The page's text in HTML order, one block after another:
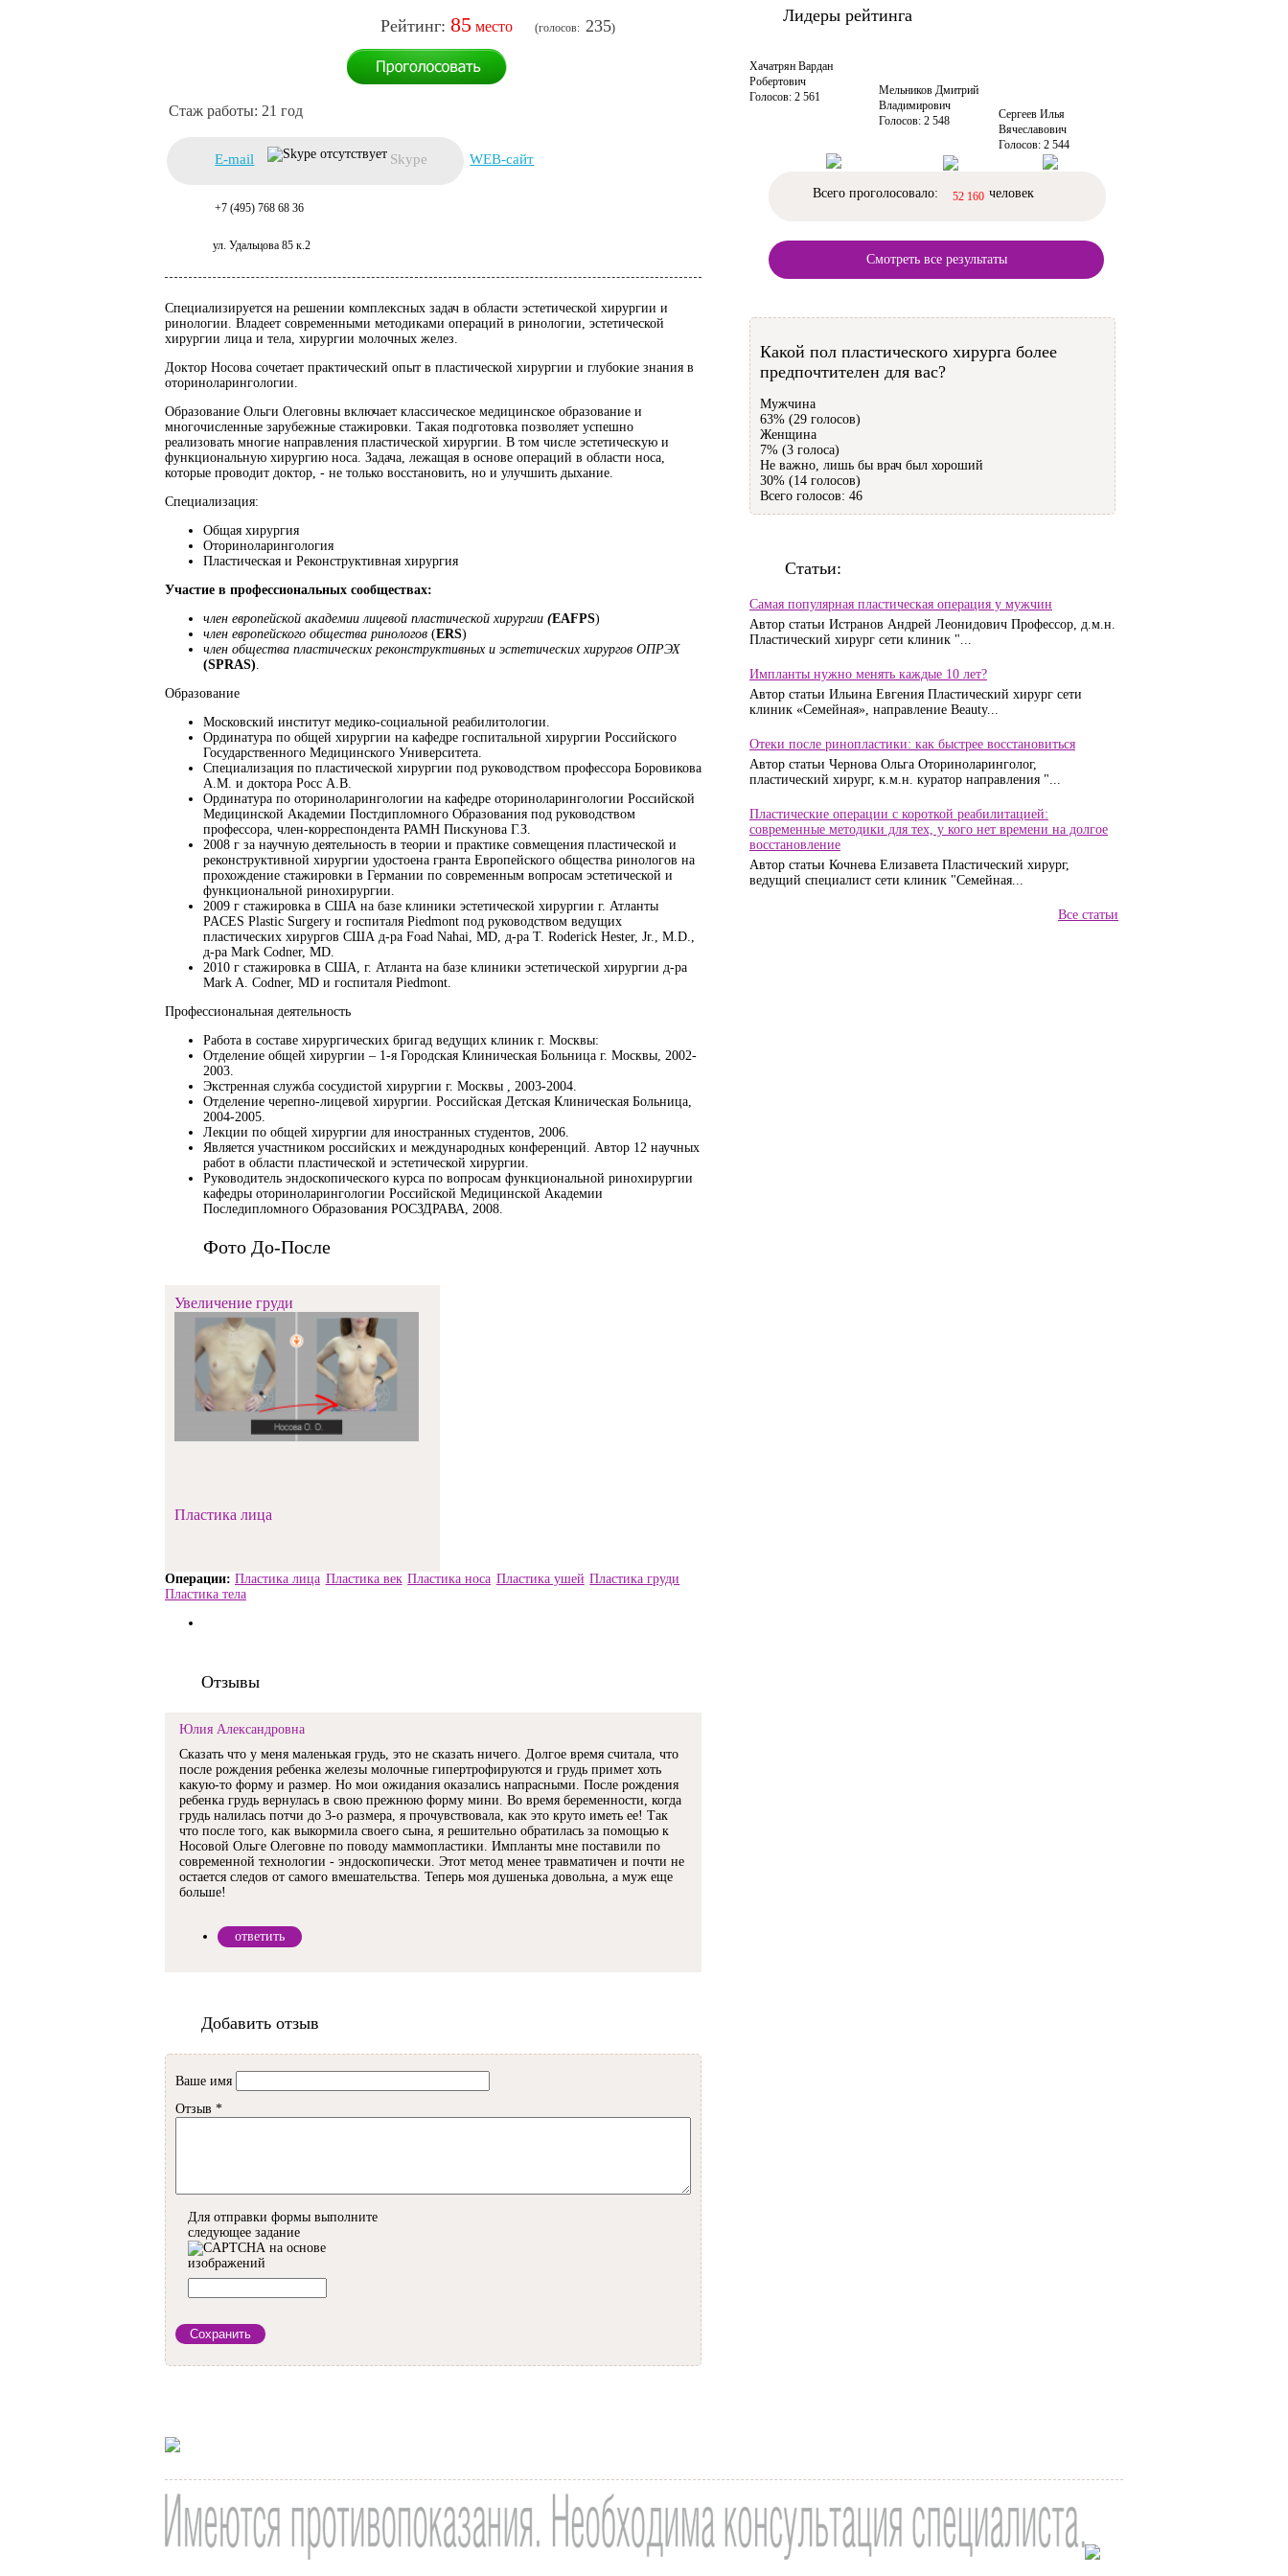
85 235
21 год
E-mail Skype WEB-сайт
+7 (495) 768 68 36
ул. Удальцова 85 к.2
Специализируется на решении комплексных задач в области эстетической хирургии и
ринологии. Владеет современными методиками операций в ринологии, эстетической
хирургии лица и тела, хирургии молочных желез.
Доктор Носова сочетает практический опыт в пластической хирургии и глубокие знания в
оториноларингологии.
Образование Ольги Олеговны включает классическое медицинское образование и
многочисленные зарубежные стажировки. Такая подготовка позволяет успешно
реализовать многие направления пластической хирургии. В том числе эстетическую и
функциональную хирургию носа. Задача, лежащая в основе операций в области носа,
которые проводит доктор, - не только восстановить, но и улучшить дыхание.
Cпециализация:
Общая хирургия
Оториноларингология
Пластическая и Реконструктивная хирургия
Участие в профессиональных сообществах:
член европейской академии лицевой пластической хирургии (EAFPS)
член европейского общества ринологов (ERS)
член общества пластических реконструктивных и эстетических хирургов ОПРЭХ
(SPRAS).
Образование
Московский институт медико-социальной реабилитологии.
Ординатура по общей хирургии на кафедре госпитальной хирургии Российского
Государственного Медицинского Университета.
Специализация по пластической хирургии под руководством профессора Боровикова
А.М. и доктора Росс А.В.
Ординатура по оториноларингологии на кафедре оториноларингологии Российской
Медицинской Академии Постдипломного Образования под руководством
профессора, член-корреспондента РАМН Пискунова Г.З.
2008 г за научную деятельность в теории и практике совмещения пластической и
реконструктивной хирургии удостоена гранта Европейского общества ринологов на
прохождение стажировки в Германии по современным вопросам эстетической и
функциональной ринохирургии.
2009 г стажировка в США на базе клиники эстетической хирургии г. Атланты
PACES Plastic Surgery и госпиталя Piedmont под руководством ведущих
пластических хирургов США д-ра Foad Nahai, MD, д-ра T. Roderick Hester, Jr., M.D.,
д-ра Mark Codner, MD.
2010 г стажировка в США, г. Атланта на базе клиники эстетической хирургии д-ра
Mark A. Codner, MD и госпиталя Piedmont.
Профессиональная деятельность
Работа в составе хирургических бригад ведущих клиник г. Москвы:
Отделение общей хирургии – 1-я Городская Клиническая Больница г. Москвы, 2002-
2003.
Экстренная служба сосудистой хирургии г. Москвы , 2003-2004.
Отделение черепно-лицевой хирургии. Российская Детская Клиническая Больница,
2004-2005.
Лекции по общей хирургии для иностранных студентов, 2006.
Является участником российских и международных конференций. Автор 12 научных
работ в области пластической и эстетической хирургии.
Руководитель эндоскопического курса по вопросам функциональной ринохирургии
кафедры оториноларингологии Российской Медицинской Академии
Последипломного Образования РОСЗДРАВА, 2008.
Фото До-После
Увеличение груди
Пластика лица
Пластика лица Пластика век Пластика носа Пластика ушей Пластика груди
Пластика тела
Отзывы
Юлия Александровна
Сказать что у меня маленькая грудь, это не сказать ничего. Долгое время считала, что
после рождения ребенка железы молочные гипертрофируются и грудь примет хоть
какую-то форму и размер. Но мои ожидания оказались напрасными. После рождения
ребенка грудь вернулась в свою прежнюю форму мини. Во время беременности, когда
грудь налилась потчи до 3-о размера, я прочувствовала, как это круто иметь ее! Так
что после того, как выкормила своего сына, я решительно обратилась за помощью к
Носовой Ольге Олеговне по поводу маммопластики. Импланты мне поставили по
современной технологии - эндоскопически. Этот метод менее травматичен и почти не
остается следов от самого вмешательства. Теперь моя душенька довольна, а муж еще
больше!
ответить
Добавить отзыв
Ваше имя
Отзыв *
Для отправки формы выполните
следующее задание
Лидеры рейтинга
Хачатрян Вардан
Робертович
Голосов: 2 561
Мельников Дмитрий
Владимирович
Голосов: 2 548
Сергеев Илья
Вячеславович
Голосов: 2 544
Всего проголосовало: 52 160 человек
Смотреть все результаты
Какой пол пластического хирурга более
предпочтителен для вас?
Мужчина
63% (29 голосов)
Женщина
7% (3 голоса)
Не важно, лишь бы врач был хороший
30% (14 голосов)
Всего голосов: 46
Статьи:
Самая популярная пластическая операция у мужчин
Автор статьи Истранов Андрей Леонидович Профессор, д.м.н.
Пластический хирург сети клиник "...
Импланты нужно менять каждые 10 лет?
Автор статьи Ильина Евгения Пластический хирург сети
клиник «Семейная», направление Beauty...
Отеки после ринопластики: как быстрее восстановиться
Автор статьи Чернова Ольга Оториноларинголог,
пластический хирург, к.м.н. куратор направления "...
Пластические операции с короткой реабилитацией:
современные методики для тех, у кого нет времени на долгое
восстановление
Автор статьи Кочнева Елизавета Пластический хирург,
ведущий специалист сети клиник "Семейная...
Все статьи